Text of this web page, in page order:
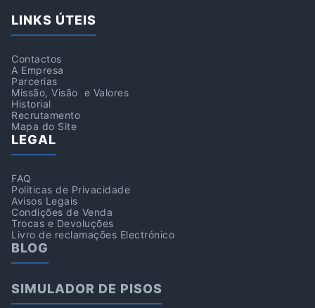
LINKS ÚTEIS
Contactos
A Empresa
Parcerias
Missão, Visão e Valores
Historial
Recrutamento
Mapa do Site
LEGAL
FAQ
Politicas de Privacidade
Avisos Legais
Condições de Venda
Trocas e Devoluções
Livro de reclamações Electrónico
BLOG
SIMULADOR DE PISOS